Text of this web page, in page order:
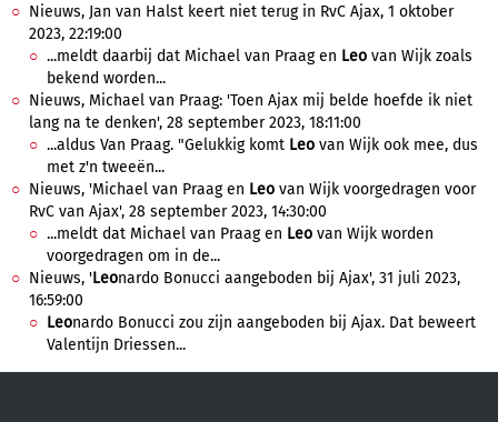
Nieuws, Jan van Halst keert niet terug in RvC Ajax, 1 oktober
2023, 22:19:00
...meldt daarbij dat Michael van Praag en Leo van Wijk zoals
bekend worden...
Nieuws, Michael van Praag: 'Toen Ajax mij belde hoefde ik niet
lang na te denken', 28 september 2023, 18:11:00
...aldus Van Praag. "Gelukkig komt Leo van Wijk ook mee, dus
met z'n tweeën...
Nieuws, 'Michael van Praag en Leo van Wijk voorgedragen voor
RvC van Ajax', 28 september 2023, 14:30:00
...meldt dat Michael van Praag en Leo van Wijk worden
voorgedragen om in de...
Nieuws, 'Leonardo Bonucci aangeboden bij Ajax', 31 juli 2023,
16:59:00
Leonardo Bonucci zou zijn aangeboden bij Ajax. Dat beweert
Valentijn Driessen...